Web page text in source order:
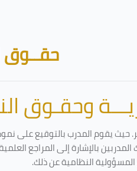
حقــوق
وحقـوق
يقوم المدرب بالتوقيع على
بالإشارة إلى المراجع
النظامية عن ذلك.